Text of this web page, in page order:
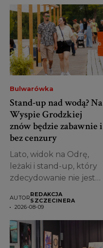
Bulwarówka
Stand-up nad wodą? Na
Wyspie Grodzkiej
znów będzie zabawnie i
bez cenzury
Lato, widok na Odrę,
leżaki i stand-up, który
zdecydowanie nie jest
AUTORREDAKCJA
SZCZECINERA
2026-08-09